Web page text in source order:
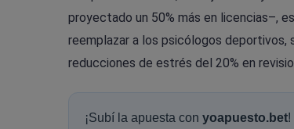
proyectado un 50% más en licencias–,
reemplazar a los psicólogos deportivos,
reducciones de estrés del 20% en
¡Subí la apuesta con yoapuesto.bet!